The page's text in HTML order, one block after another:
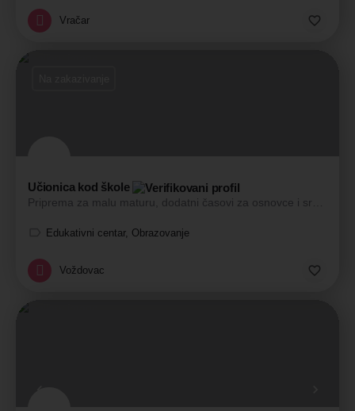
Vračar
Učionica kod škole
Edukativni centar, Obrazovanje
Voždovac